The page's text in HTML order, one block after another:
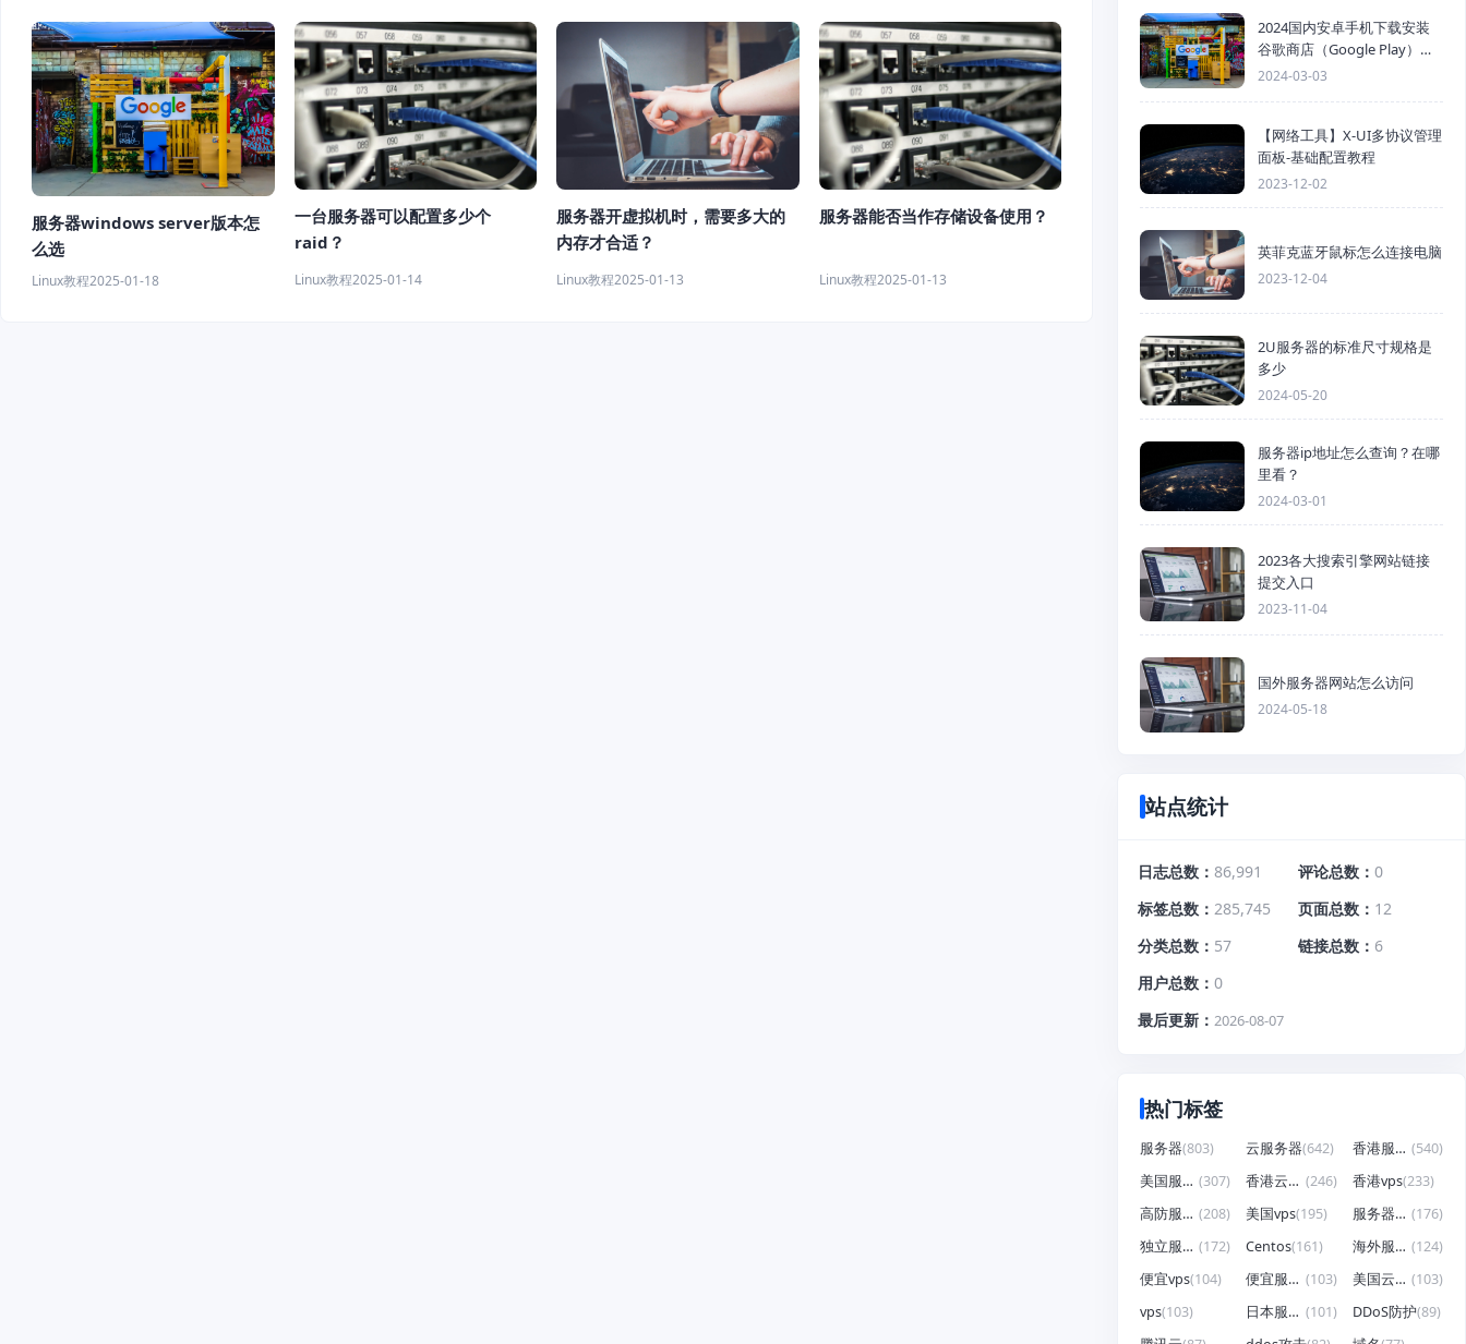
服务器windows server版本怎
么选
Linux教程2025-01-18
一台服务器可以配置多少个
raid？
Linux教程2025-01-14
服务器开虚拟机时，需要多大的
内存才合适？
Linux教程2025-01-13
服务器能否当作存储设备使用？
Linux教程2025-01-13
2024国内安卓手机下载安装
谷歌商店（Google Play）详
细步骤
2024-03-03
【网络工具】X-UI多协议管理
面板-基础配置教程
2023-12-02
英菲克蓝牙鼠标怎么连接电脑
2023-12-04
2U服务器的标准尺寸规格是
多少
2024-05-20
服务器ip地址怎么查询？在哪
里看？
2024-03-01
2023各大搜索引擎网站链接
提交入口
2023-11-04
国外服务器网站怎么访问
2024-05-18
站点统计
日志总数 86,991 评论总数
0
标签总数
285,745 页面总数
12
分类总数
57 链接总数
6
用户总数
0
最后更新
2026-08-07
热门标签
服务器(803) 云服务器(642) 香港服务器 (540)
美国服务器 (307) 香港云服务器 (246) 香港vps(233)
高防服务器 (208) 美国vps(195) 服务器租用 (176)
独立服务器 (172) Centos(161) 海外服务器 (124)
便宜vps(104) 便宜服务器 (103) 美国云服务器 (103)
vps(103) 日本服务器 (101) DDoS防护(89)